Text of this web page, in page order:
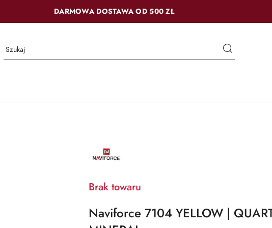
DARMOWA DOSTAWA OD 500 ZŁ
PRODUCENTA:
NAVIFORCE
Brak towaru
Naviforce 7104 YELLOW |